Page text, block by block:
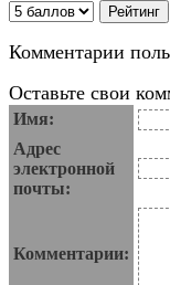
Комментарии
Оставьте свои
Имя:
Адрес
электронной
почты:
Комментарии: